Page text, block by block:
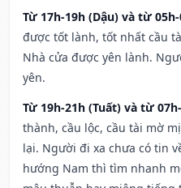
Từ 17h-19h (Dậu) và từ
được tốt lành, tốt nhất cầu
Nhà cửa được yên lành.
yên.
Từ 19h-21h (Tuất) và từ
thành, cầu lộc, cầu tài mờ
lại. Người đi xa chưa có tin
hướng Nam thì tìm nhanh